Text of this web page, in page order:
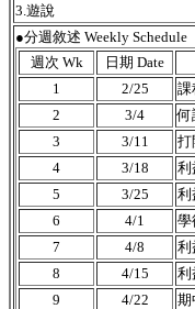
3.遊說
●分週敘述 Weekly Schedule
週次 Wk
日期 Date
1
2/25
課
2
3/4
何
3
3/11
打
4
3/18
利
5
3/25
利
6
4/1
學
7
4/8
利
8
4/15
利
9
4/22
期